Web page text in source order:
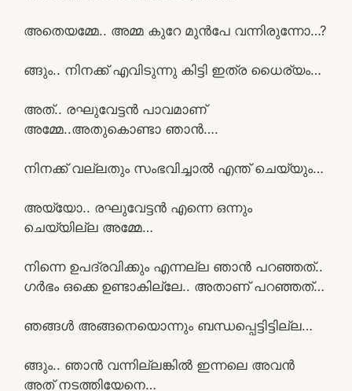
അതെയമ്മേ.. അമ്മ കുറേ മുൻപേ വന്നിരുന്നോ…?
ങ്ങും.. നിനക്ക് എവിടുന്നു കിട്ടി ഇത്ര ധൈര്യം…
അത്.. രഘുവേട്ടൻ പാവമാണ്
അമ്മേ..അതുകൊണ്ടാ ഞാൻ….
നിനക്ക് വല്ലതും സംഭവിച്ചാൽ എന്ത് ചെയ്യും…
അയ്യോ.. രഘുവേട്ടൻ എന്നെ ഒന്നും
ചെയ്യില്ല അമ്മേ…
നിന്നെ ഉപദ്രവിക്കും എന്നല്ല ഞാൻ പറഞ്ഞത്..
ഗർഭം ഒക്കെ ഉണ്ടാകില്ലേ.. അതാണ് പറഞ്ഞത്…
ഞങ്ങൾ അങ്ങനെയൊന്നും ബന്ധപ്പെട്ടിട്ടില്ല…
ങ്ങും.. ഞാൻ വന്നില്ലങ്കിൽ ഇന്നലെ അവൻ
അത് നടത്തിയേനെ…